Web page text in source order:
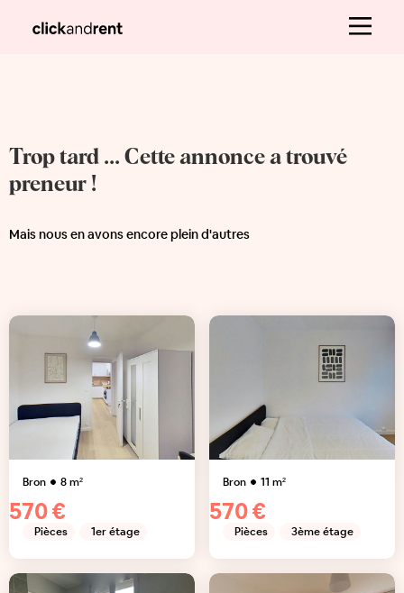
Trop tard ... Cette annonce a trouvé
preneur !
Mais nous en avons encore plein d'autres
Bron 8m²
570 €
Pièces 1er étage
Bron 11 m²
570 €
Pièces 3ème étage